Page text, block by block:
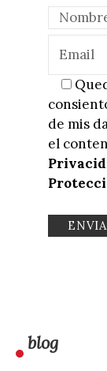
de mis
el
blog